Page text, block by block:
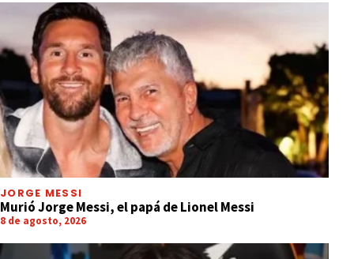
JORGE MESSI
Murió Jorge Messi, el papá de Lionel Messi
8 de agosto, 2026